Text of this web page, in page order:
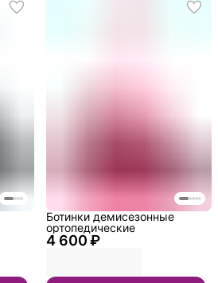
4 600 ₽
Ботинки демисезонные
ортопедические